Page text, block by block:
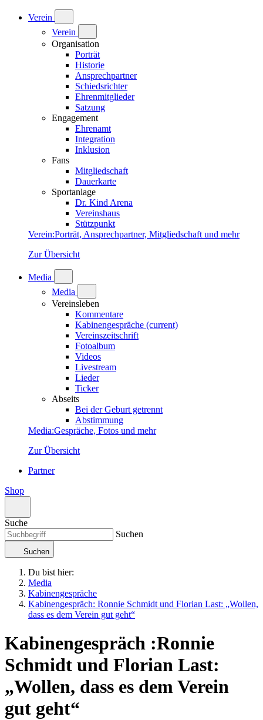
Verein
Verein
Organisation
Porträt
Historie
Ansprechpartner
Schiedsrichter
Ehrenmitglieder
Satzung
Engagement
Ehrenamt
Integration
Inklusion
Fans
Mitgliedschaft
Dauerkarte
Sportanlage
Dr. Kind Arena
Vereinshaus
Stützpunkt
Verein:Porträt, Ansprechpartner, Mitgliedschaft und mehr
Zur Übersicht
Media
Media
Vereinsleben
Kommentare
Kabinengespräche (current)
Vereinszeitschrift
Fotoalbum
Videos
Livestream
Lieder
Ticker
Abseits
Bei der Geburt getrennt
Abstimmung
Media:Gespräche, Fotos und mehr
Zur Übersicht
Partner
Shop
Suche
Suchen
Suchen
Du bist hier:
Media
Kabinengespräche
Kabinengespräch: Ronnie Schmidt und Florian Last: „Wollen,
dass es dem Verein gut geht“
Kabinengespräch :Ronnie
Schmidt und Florian Last:
„Wollen, dass es dem Verein
gut geht“